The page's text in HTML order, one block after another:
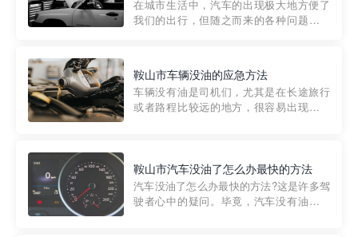
在城市生活中，汽车的出现极大地方便了
我们的出行，但随之而来的各种问题也让
紧急情况下，我们需要一种高效可靠的救
援方式。而这时，地库救援专...
鞍山市车辆没油的应急方法
车辆没有油是司机们，尤其是在长途旅行
或者路程比较远的地方，很容易出现这种
的送油师傅，解决没油的紧急情况。 首
先，让我们来了解一下穿...
鞍山市汽车没油了怎么办最快的方法
汽车没油了怎么办最快的方法?这是许多驾
驶者心中的疑问。毕竟，汽车没有油就无